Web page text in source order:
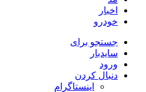
اخبار
خودرو
جستجو برای
سایدبار
ورود
دنبال کردن
اینستاگرام